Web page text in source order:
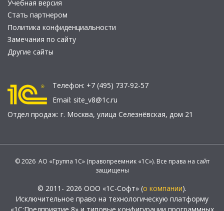
Учебная версия
Стать партнером
Политика конфиденциальности
Замечания по сайту
Другие сайты
Телефон: +7 (495) 737-92-57
Email: site_v8@1c.ru
Отдел продаж: г. Москва, улица Селезнёвская, дом 21
© 2026 АО «Группа 1С» (правопреемник «1С»). Все права на сайт
защищены
© 2011- 2026 ООО «1С-Софт» (о компании).
Исключительное право на технологическую платформу